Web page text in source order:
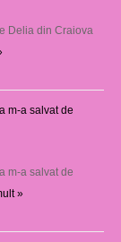
Delia din Craiova
m-a salvat de
m-a salvat de
»